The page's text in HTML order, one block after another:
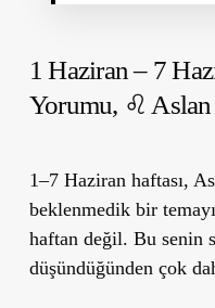
1 Haziran – 7
Yorumu, ♌
1–7 Haziran haftası,
beklenmedik bir
haftan değil. Bu senin
düşündüğünden çok